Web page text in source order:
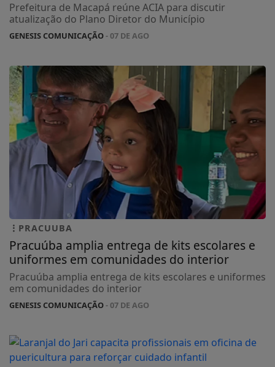
Prefeitura de Macapá reúne ACIA para discutir
atualização do Plano Diretor do Município
GENESIS COMUNICAÇÃO- 07 DE AGO
PRACUUBA
Pracuúba amplia entrega de kits escolares e
uniformes em comunidades do interior
Pracuúba amplia entrega de kits escolares e uniformes
em comunidades do interior
GENESIS COMUNICAÇÃO- 07 DE AGO